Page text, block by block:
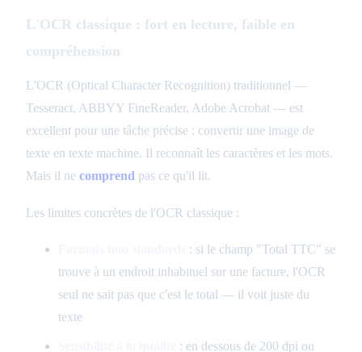
L'OCR classique : fort en lecture, faible en
compréhension
L'OCR (Optical Character Recognition) traditionnel —
Tesseract, ABBYY FineReader, Adobe Acrobat — est
excellent pour une tâche précise : convertir une image de
texte en texte machine. Il reconnaît les caractères et les mots.
Mais il ne comprend pas ce qu'il lit.
Les limites concrètes de l'OCR classique :
: si le champ "Total TTC" se
trouve à un endroit inhabituel sur une facture, l'OCR
seul ne sait pas que c'est le total — il voit juste du
texte
: en dessous de 200 dpi ou